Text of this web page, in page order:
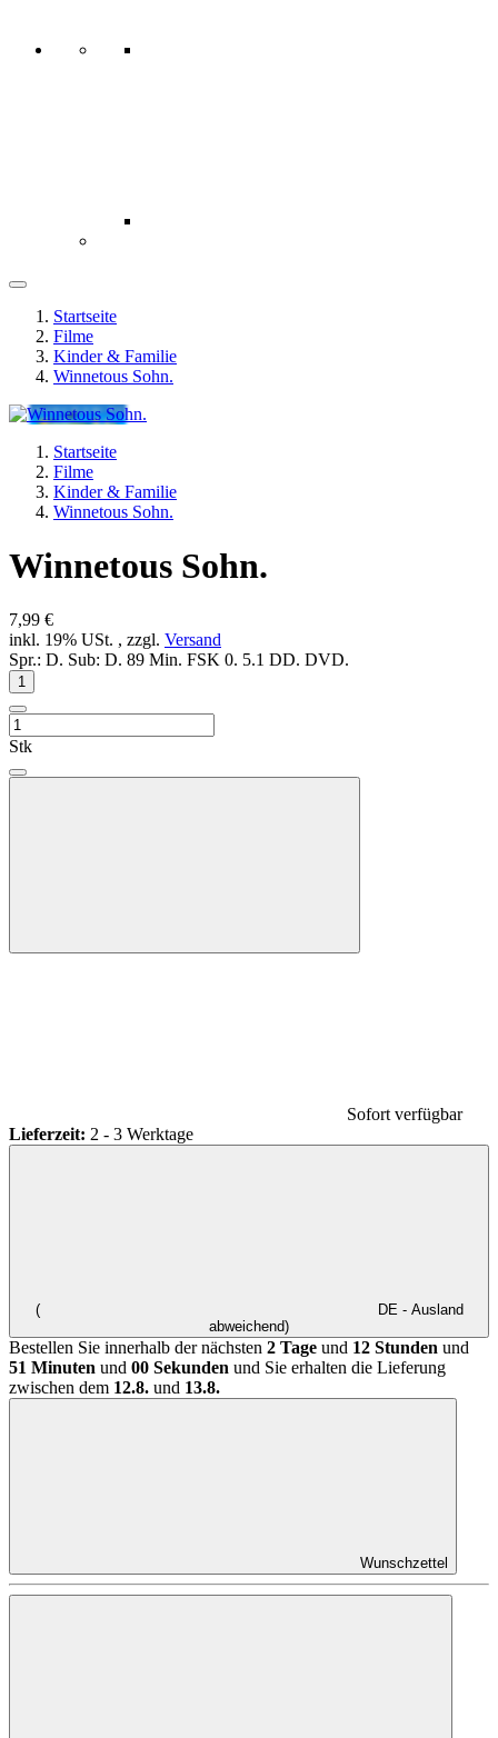
Startseite
Filme
Kinder & Familie
Winnetous Sohn.
Startseite
Filme
Kinder & Familie
Winnetous Sohn.
Winnetous Sohn.
7,99 €
inkl. 19% USt. , zzgl. Versand
Spr.: D. Sub: D. 89 Min. FSK 0. 5.1 DD. DVD.
Stk
Sofort verfügbar
Lieferzeit: 2 - 3 Werktage
(
DE - Ausland
abweichend)
Bestellen Sie innerhalb der nächsten 2 Tage und 12 Stunden und
51 Minuten und 00 Sekunden und Sie erhalten die Lieferung
zwischen dem 12.8. und 13.8.
Wunschzettel